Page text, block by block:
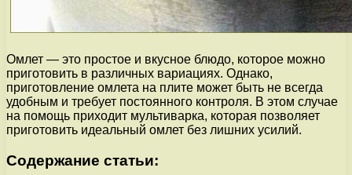
Омлет — это простое и вкусное блюдо, которое можно
приготовить в различных вариациях. Однако,
приготовление омлета на плите может быть не всегда
удобным и требует постоянного контроля. В этом случае
на помощь приходит мультиварка, которая позволяет
приготовить идеальный омлет без лишних усилий.
Содержание статьи: